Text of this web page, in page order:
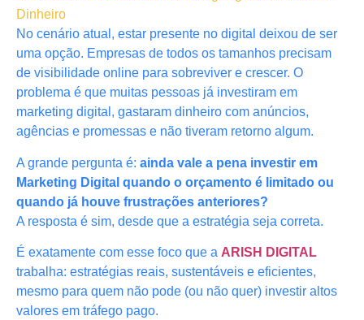
Dinheiro
No cenário atual, estar presente no digital deixou de ser
uma opção. Empresas de todos os tamanhos precisam
de visibilidade online para sobreviver e crescer. O
problema é que muitas pessoas já investiram em
marketing digital, gastaram dinheiro com anúncios,
agências e promessas e não tiveram retorno algum.
A grande pergunta é: ainda vale a pena investir em
Marketing Digital quando o orçamento é limitado ou
quando já houve frustrações anteriores?
A resposta é sim, desde que a estratégia seja correta.
É exatamente com esse foco que a ARISH DIGITAL
trabalha: estratégias reais, sustentáveis e eficientes,
mesmo para quem não pode (ou não quer) investir altos
valores em tráfego pago.